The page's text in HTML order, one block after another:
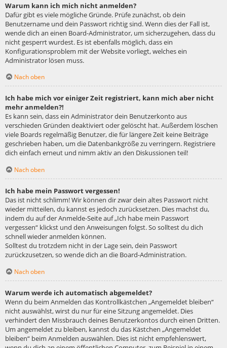
Warum kann ich mich nicht anmelden?
Dafür gibt es viele mögliche Gründe. Prüfe zunächst, ob dein
Benutzername und dein Passwort richtig sind. Wenn dies der Fall ist,
wende dich an einen Board-Administrator, um sicherzugehen, dass du
nicht gesperrt wurdest. Es ist ebenfalls möglich, dass ein
Konfigurationsproblem mit der Website vorliegt, welches ein
Administrator lösen muss.
Nach oben
Ich habe mich vor einiger Zeit registriert, kann mich aber nicht
mehr anmelden?!
Es kann sein, dass ein Administrator dein Benutzerkonto aus
verschieden Gründen deaktiviert oder gelöscht hat. Außerdem löschen
viele Boards regelmäßig Benutzer, die für längere Zeit keine Beiträge
geschrieben haben, um die Datenbankgröße zu verringern. Registriere
dich einfach erneut und nimm aktiv an den Diskussionen teil!
Nach oben
Ich habe mein Passwort vergessen!
Das ist nicht schlimm! Wir können dir zwar dein altes Passwort nicht
wieder mitteilen, du kannst es jedoch zurücksetzen. Dies machst du,
indem du auf der Anmelde-Seite auf „Ich habe mein Passwort
vergessen“ klickst und den Anweisungen folgst. So solltest du dich
schnell wieder anmelden können.
Solltest du trotzdem nicht in der Lage sein, dein Passwort
zurückzusetzen, so wende dich an die Board-Administration.
Nach oben
Warum werde ich automatisch abgemeldet?
Wenn du beim Anmelden das Kontrollkästchen „Angemeldet bleiben“
nicht auswählst, wirst du nur für eine Sitzung angemeldet. Dies
verhindert den Missbrauch deines Benutzerkontos durch einen Dritten.
Um angemeldet zu bleiben, kannst du das Kästchen „Angemeldet
bleiben“ beim Anmelden auswählen. Dies ist nicht empfehlenswert,